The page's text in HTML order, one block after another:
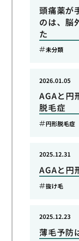
頭痛薬が
のは、脳
た
未分類
AGAと円
脱毛症
2026.01.05
円形脱毛症
AGAと円
2025.12.31
抜け毛
薄毛予防
2025.12.23